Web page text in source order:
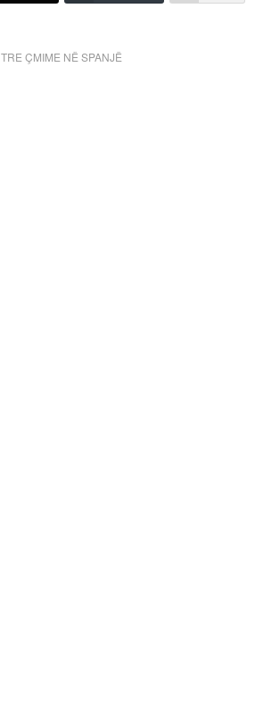
TRE ÇMIME NË SPANJË